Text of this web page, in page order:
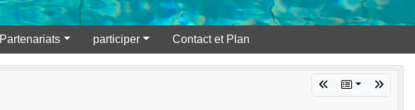
Partenariats participer Contact et Plan